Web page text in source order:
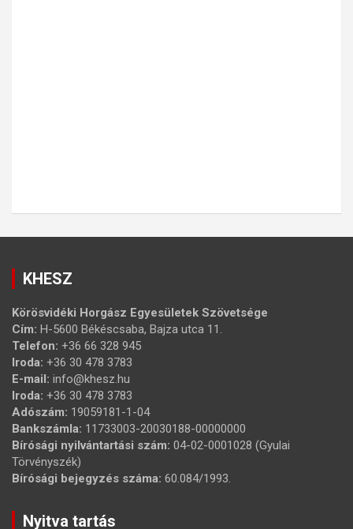
KHESZ
Körösvidéki Horgász Egyesületek Szövetsége
Cím: H-5600 Békéscsaba, Bajza utca 11.
Telefon: +36 66 328 945
Iroda: +36 30 478 3783
E-mail: info@khesz.hu
Iroda: +36 30 478 3783
Adószám: 19059181-1-04
Bankszámla: 11733003-20030188-00000000
Bírósági nyilvántartási szám: 04-02-0001028 (Gyulai
Törvényszék)
Bírósági bejegyzés száma: 60.084/1993.
Nyitva tartás